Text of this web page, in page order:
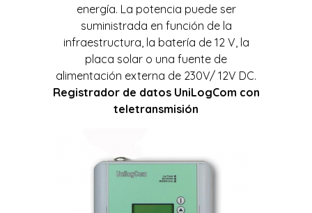
energía. La potencia puede ser
suministrada en función de la
infraestructura, la batería de 12 V, la
placa solar o una fuente de
alimentación externa de 230V/ 12V DC.
Registrador de datos UniLogCom con
teletransmisión